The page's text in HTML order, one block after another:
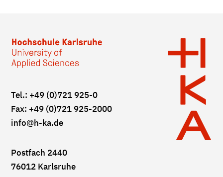
Tel.: +49 (0)721 925-0
Fax: +49 (0)721 925-2000
info@h-ka.de
Postfach 2440
76012 Karlsruhe